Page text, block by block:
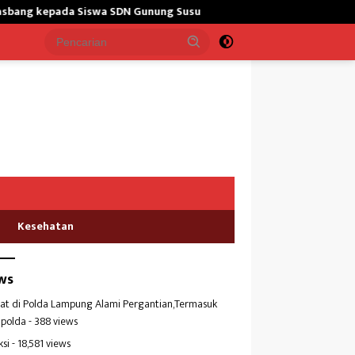
Gunung Susu Bangun Masjid,Satgas Yonarmed 13/
Kesehatan
di Polda Lampung Alami Pergantian,Termasuk
- 388 views
- 18,581 views